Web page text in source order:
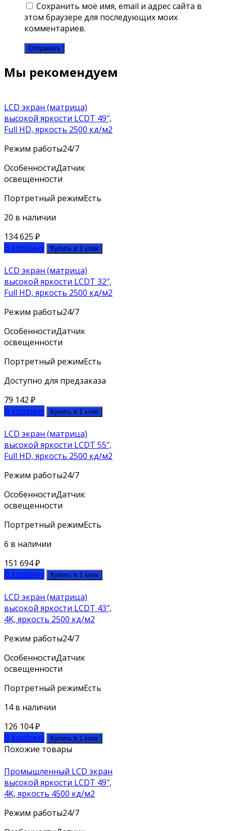
Сохранить моё имя, email и адрес сайта в
этом браузере для последующих моих
комментариев.
Мы рекомендуем
LCD экран (матрица)
высокой яркости LCDT 49″,
Full HD, яркость 2500 кд/м2
Режим работы24/7
ОсобенностиДатчик
освещенности
Портретный режимЕсть
20 в наличии
134 625 ₽
В корзину
Купить в 1 клик
LCD экран (матрица)
высокой яркости LCDT 32″,
Full HD, яркость 2500 кд/м2
Режим работы24/7
ОсобенностиДатчик
освещенности
Портретный режимЕсть
Доступно для предзаказа
79 142 ₽
В корзину
Купить в 1 клик
LCD экран (матрица)
высокой яркости LCDT 55″,
Full HD, яркость 2500 кд/м2
Режим работы24/7
ОсобенностиДатчик
освещенности
Портретный режимЕсть
6 в наличии
151 694₽
В корзину
Купить в 1 клик
LCD экран (матрица)
высокой яркости LCDT 43″,
4K, яркость 2500 кд/м2
Режим работы24/7
ОсобенностиДатчик
освещенности
Портретный режимЕсть
14 в наличии
126 104₽
В корзину
Купить в 1 клик
Похожие товары
Промышленный LCD экран
высокой яркости LCDT 49″,
4K, яркость 4500 кд/м2
Режим работы24/7